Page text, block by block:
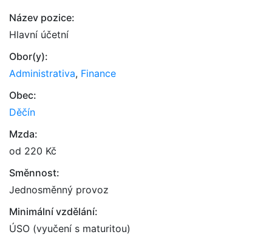
Název pozice:
Hlavní účetní
Obor(y):
Administrativa, Finance
Obec:
Děčín
Mzda:
od 220 Kč
Směnnost:
Jednosměnný provoz
Minimální vzdělání:
ÚSO (vyučení s maturitou)